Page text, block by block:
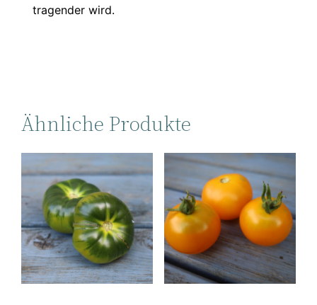
tragender wird.
Ähnliche Produkte